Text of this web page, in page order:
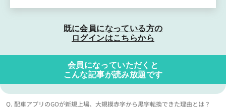
既に会員になっている方の
ログインはこちらから
会員になっていただくと
こんな記事が読み放題です
Q. 配車アプリのGOが新規上場、大規模赤字から黒字転換できた理由とは？